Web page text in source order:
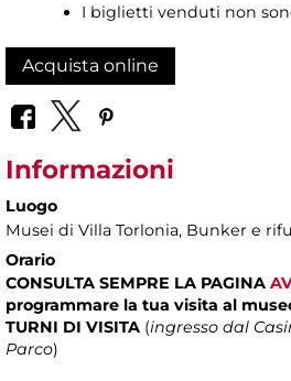
I biglietti venduti non
Acquista online
Informazioni
Luogo
Musei di Villa Torlonia, Bunker e
Orario
CONSULTA SEMPRE LA PAGINA
programmare la tua visita al
TURNI DI VISITA (ingresso dal
Parco)